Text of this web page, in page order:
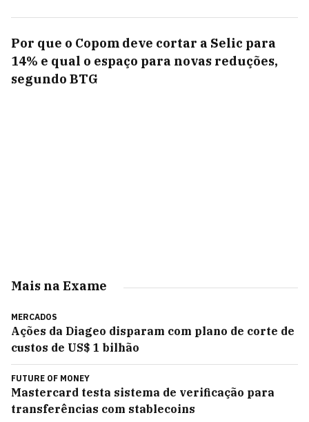
Por que o Copom deve cortar a Selic para
14% e qual o espaço para novas reduções,
segundo BTG
Mais na Exame
MERCADOS
Ações da Diageo disparam com plano de corte de
custos de US$ 1 bilhão
FUTURE OF MONEY
Mastercard testa sistema de verificação para
transferências com stablecoins